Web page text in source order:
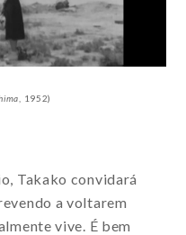
, 1952)
Takako convidará
a voltarem
vive. É bem